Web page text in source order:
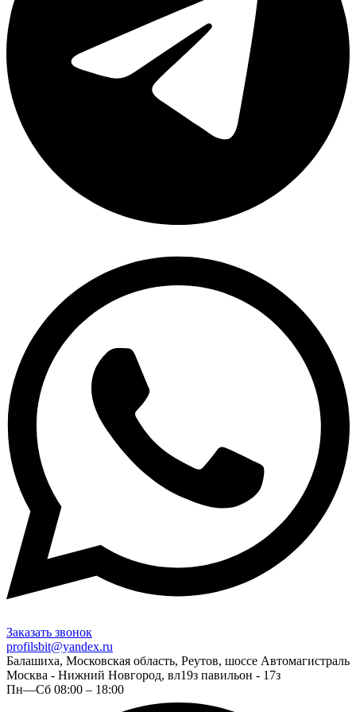
Заказать звонок
profilsbit@yandex.ru
Балашиха, Московская область, Реутов, шоссе Автомагистраль
Москва - Нижний Новгород, вл19з павильон - 17з
Пн—Сб 08:00 – 18:00